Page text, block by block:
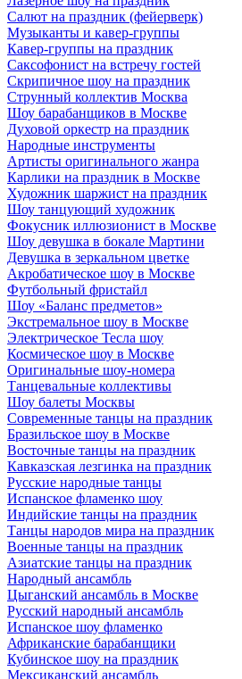
Салют на праздник (фейерверк)
Музыканты и кавер-группы
Кавер-группы на праздник
Саксофонист на встречу гостей
Скрипичное шоу на праздник
Струнный коллектив Москва
Шоу барабанщиков в Москве
Духовой оркестр на праздник
Народные инструменты
Артисты оригинального жанра
Карлики на праздник в Москве
Художник шаржист на праздник
Шоу танцующий художник
Фокусник иллюзионист в Москве
Шоу девушка в бокале Мартини
Девушка в зеркальном цветке
Акробатическое шоу в Москве
Футбольный фристайл
Шоу «Баланс предметов»
Экстремальное шоу в Москве
Электрическое Тесла шоу
Космическое шоу в Москве
Оригинальные шоу-номера
Танцевальные коллективы
Шоу балеты Москвы
Современные танцы на праздник
Бразильское шоу в Москве
Восточные танцы на праздник
Кавказская лезгинка на праздник
Русские народные танцы
Испанское фламенко шоу
Индийские танцы на праздник
Танцы народов мира на праздник
Военные танцы на праздник
Азиатские танцы на праздник
Народный ансамбль
Цыганский ансамбль в Москве
Русский народный ансамбль
Испанское шоу фламенко
Африканские барабанщики
Кубинское шоу на праздник
Мексиканский ансамбль